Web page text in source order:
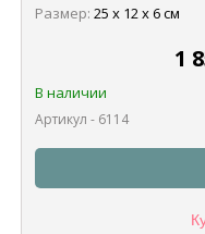
Размер: 25 х 12 х 6 см
1
В наличии
Артикул - 6114